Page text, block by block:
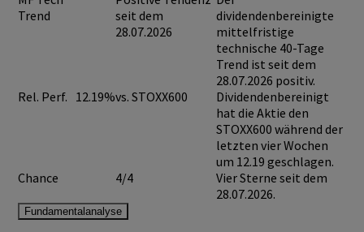
Trend
seit dem
28.07.2026
dividendenbereinigte
mittelfristige
technische 40-Tage
Trend ist seit dem
28.07.2026 positiv.
Rel. Perf. 12.19%vs. STOXX600
Dividendenbereinigt
hat die Aktie den
STOXX600 während der
letzten vier Wochen
um 12.19 geschlagen.
Chance
4/4
Vier Sterne seit dem
28.07.2026.
Fundamentalanalyse